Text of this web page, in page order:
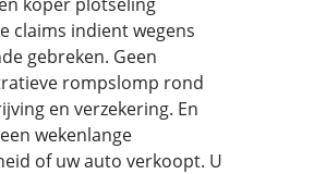
claims indient wegens
gebreken. Geen
rompslomp rond
en verzekering. En
wekenlange
of uw auto verkoopt. U